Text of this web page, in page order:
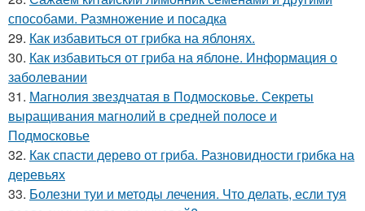
способами. Размножение и посадка
29. Как избавиться от грибка на яблонях.
30. Как избавиться от гриба на яблоне. Информация о
заболевании
31. Магнолия звездчатая в Подмосковье. Секреты
выращивания магнолий в средней полосе и
Подмосковье
32. Как спасти дерево от гриба. Разновидности грибка на
деревьях
33. Болезни туи и методы лечения. Что делать, если туя